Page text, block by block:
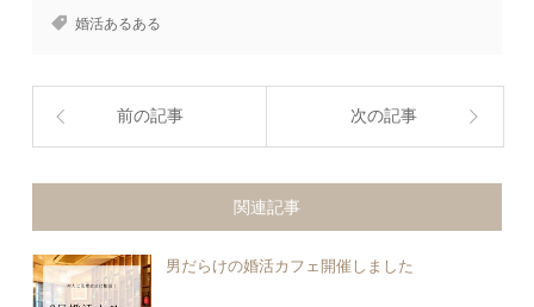
婚活あるある
前の記事 次の記事
関連記事
男だらけの婚活カフェ開催しました